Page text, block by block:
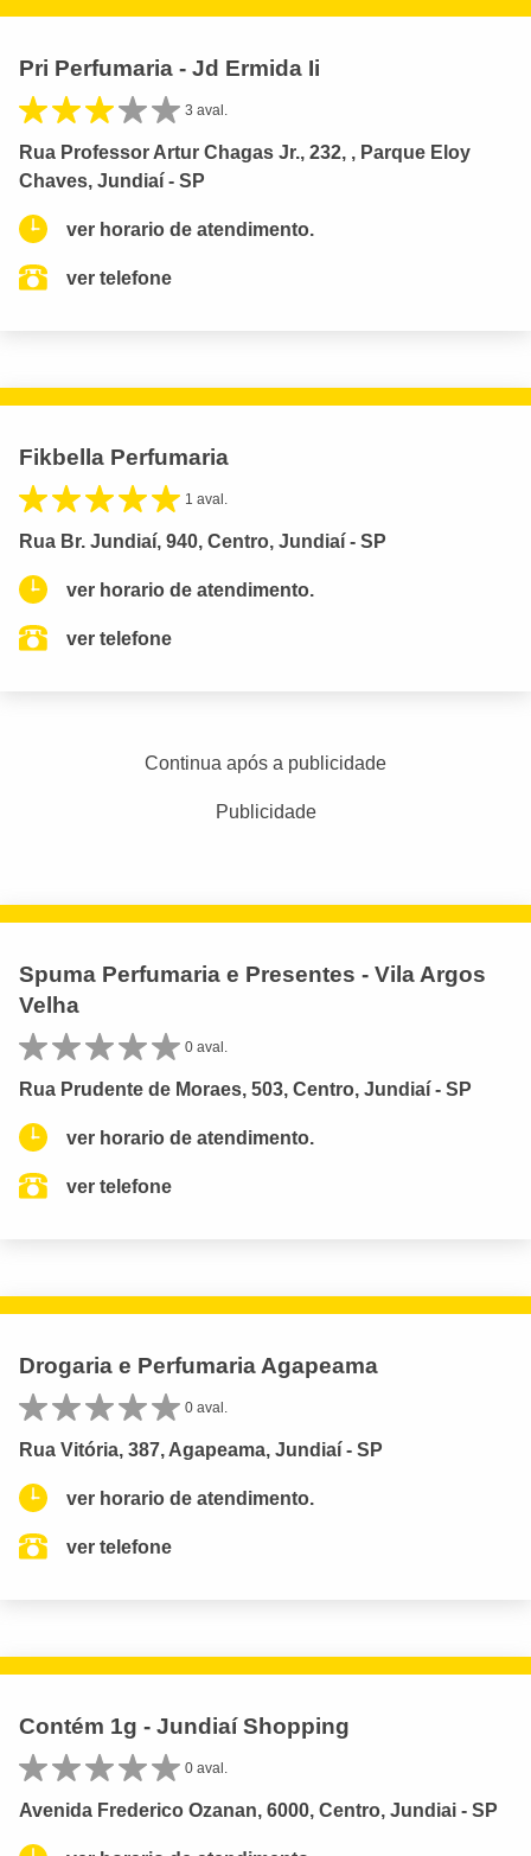
Pri Perfumaria - Jd Ermida Ii
3 aval.
Rua Professor Artur Chagas Jr., 232, , Parque Eloy
Chaves, Jundiaí - SP
ver horario de atendimento.
ver telefone
Fikbella Perfumaria
1 aval.
Rua Br. Jundiaí, 940, Centro, Jundiaí - SP
ver horario de atendimento.
ver telefone
Continua após a publicidade
Publicidade
Spuma Perfumaria e Presentes - Vila Argos
Velha
0 aval.
Rua Prudente de Moraes, 503, Centro, Jundiaí - SP
ver horario de atendimento.
ver telefone
Drogaria e Perfumaria Agapeama
0 aval.
Rua Vitória, 387, Agapeama, Jundiaí - SP
ver horario de atendimento.
ver telefone
Contém 1g - Jundiaí Shopping
0 aval.
Avenida Frederico Ozanan, 6000, Centro, Jundiai - SP